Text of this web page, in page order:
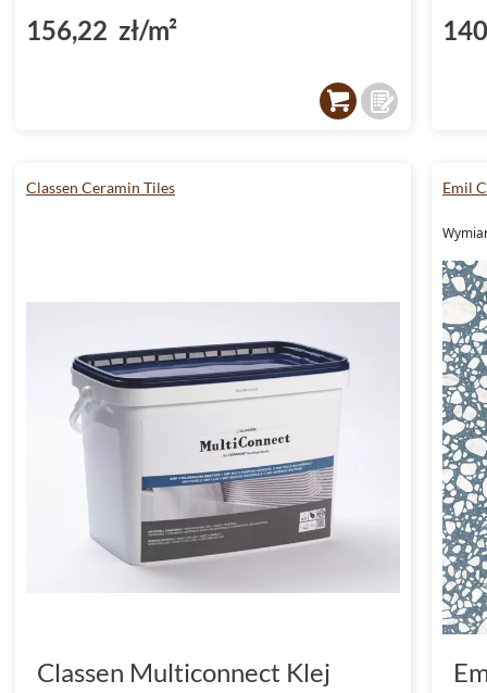
156,22 zł/m²
Classen Ceramin Tiles
Classen Multiconnect Klej
Emil